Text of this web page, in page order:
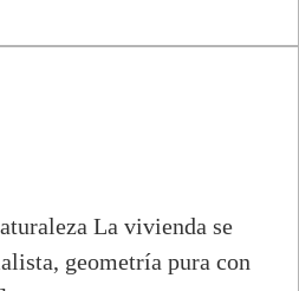
La vivienda se
geometría pura con